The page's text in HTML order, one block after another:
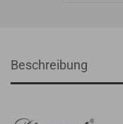
Beschreibung